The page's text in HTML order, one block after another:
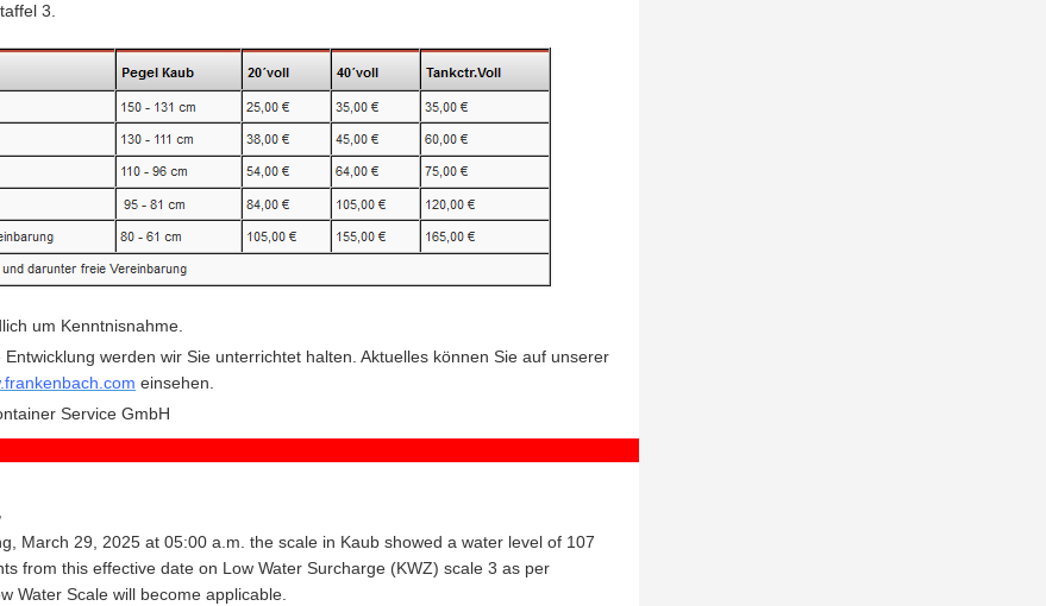
3.
um Kenntnisnahme.
Entwicklung werden wir Sie unterrichtet halten. Aktuelles können Sie auf unserer
einsehen.
Service GmbH
March 29, 2025 at 05:00 a.m. the scale in Kaub showed a water level of 107
from this effective date on Low Water Surcharge (KWZ) scale 3 as per
Water Scale will become applicable.